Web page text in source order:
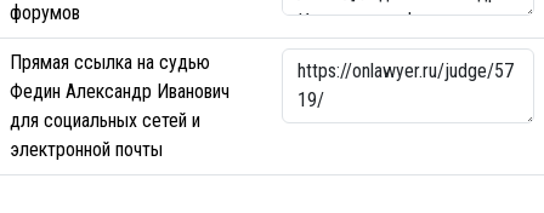
форумов
Прямая ссылка на судью
Федин Александр Иванович
для социальных сетей и
электронной почты